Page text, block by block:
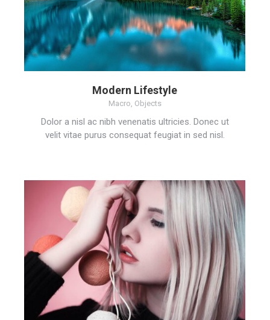
Modern Lifestyle
Macro Objects
Dolor a nisl ac nibh venenatis ultricies. Donec ut
velit vitae purus consequat feugiat in sed nisl.